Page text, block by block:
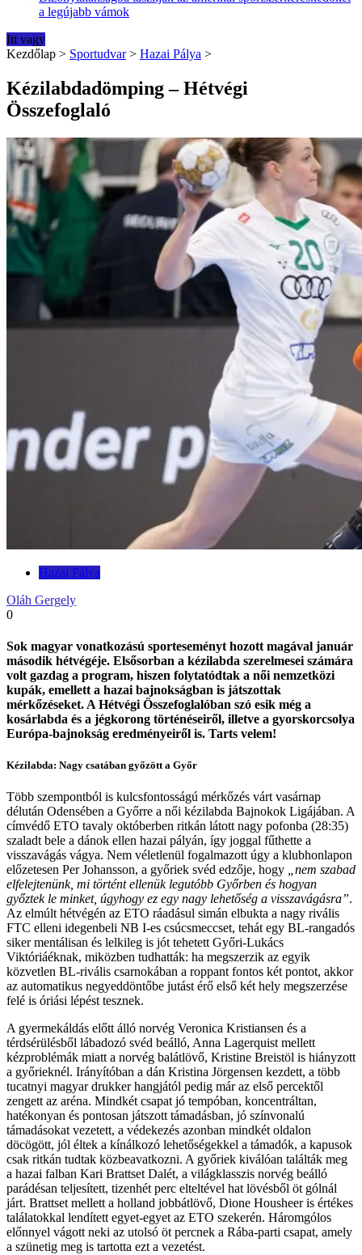
a legújabb vámok
Itt vagy
Kezdőlap > Sportudvar > Hazai Pálya >
Kézilabdadömping – Hétvégi
Összefoglaló
Hazai Pálya
Oláh Gergely
0
Sok magyar vonatkozású sporteseményt hozott magával január
második hétvégéje. Elsősorban a kézilabda szerelmesei számára
volt gazdag a program, hiszen folytatódtak a női nemzetközi
kupák, emellett a hazai bajnokságban is játszottak
mérkőzéseket. A Hétvégi Összefoglalóban szó esik még a
kosárlabda és a jégkorong történéseiről, illetve a gyorskorcsolya
Európa-bajnokság eredményeiről is. Tarts velem!
Kézilabda: Nagy csatában győzött a Győr
Több szempontból is kulcsfontosságú mérkőzés várt vasárnap
délután Odensében a Győrre a női kézilabda Bajnokok Ligájában. A
címvédő ETO tavaly októberben ritkán látott nagy pofonba (28:35)
szaladt bele a dánok ellen hazai pályán, így joggal fűthette a
visszavágás vágya. Nem véletlenül fogalmazott úgy a klubhonlapon
előzetesen Per Johansson, a győriek svéd edzője, hogy „nem szabad
elfelejtenünk, mi történt ellenük legutóbb Győrben és hogyan
győztek le minket, úgyhogy ez egy nagy lehetőség a visszavágásra”.
Az elmúlt hétvégén az ETO ráadásul simán elbukta a nagy rivális
FTC elleni idegenbeli NB I-es csúcsmeccset, tehát egy BL-rangadós
siker mentálisan és lelkileg is jót tehetett Győri-Lukács
Viktóriáéknak, miközben tudhatták: ha megszerzik az egyik
közvetlen BL-rivális csarnokában a roppant fontos két pontot, akkor
az automatikus negyeddöntőbe jutást érő első két hely megszerzése
felé is óriási lépést tesznek.
A gyermekáldás előtt álló norvég Veronica Kristiansen és a
térdsérülésből lábadozó svéd beálló, Anna Lagerquist mellett
kézproblémák miatt a norvég balátlövő, Kristine Breistöl is hiányzott
a győrieknél. Irányítóban a dán Kristina Jörgensen kezdett, a több
tucatnyi magyar drukker hangjától pedig már az első percektől
zengett az aréna. Mindkét csapat jó tempóban, koncentráltan,
hatékonyan és pontosan játszott támadásban, jó színvonalú
támadásokat vezetett, a védekezés azonban mindkét oldalon
döcögött, jól éltek a kínálkozó lehetőségekkel a támadók, a kapusok
csak ritkán tudtak közbeavatkozni. A győriek kiválóan találták meg
a hazai falban Kari Brattset Dalét, a világklasszis norvég beálló
parádésan teljesített, tizenhét perc elteltével hat lövésből öt gólnál
járt. Brattset mellett a holland jobbátlövő, Dione Housheer is értékes
találatokkal lendített egyet-egyet az ETO szekerén. Háromgólos
előnnyel vágott neki az utolsó öt percnek a Rába-parti csapat, amely
a szünetig meg is tartotta ezt a vezetést.